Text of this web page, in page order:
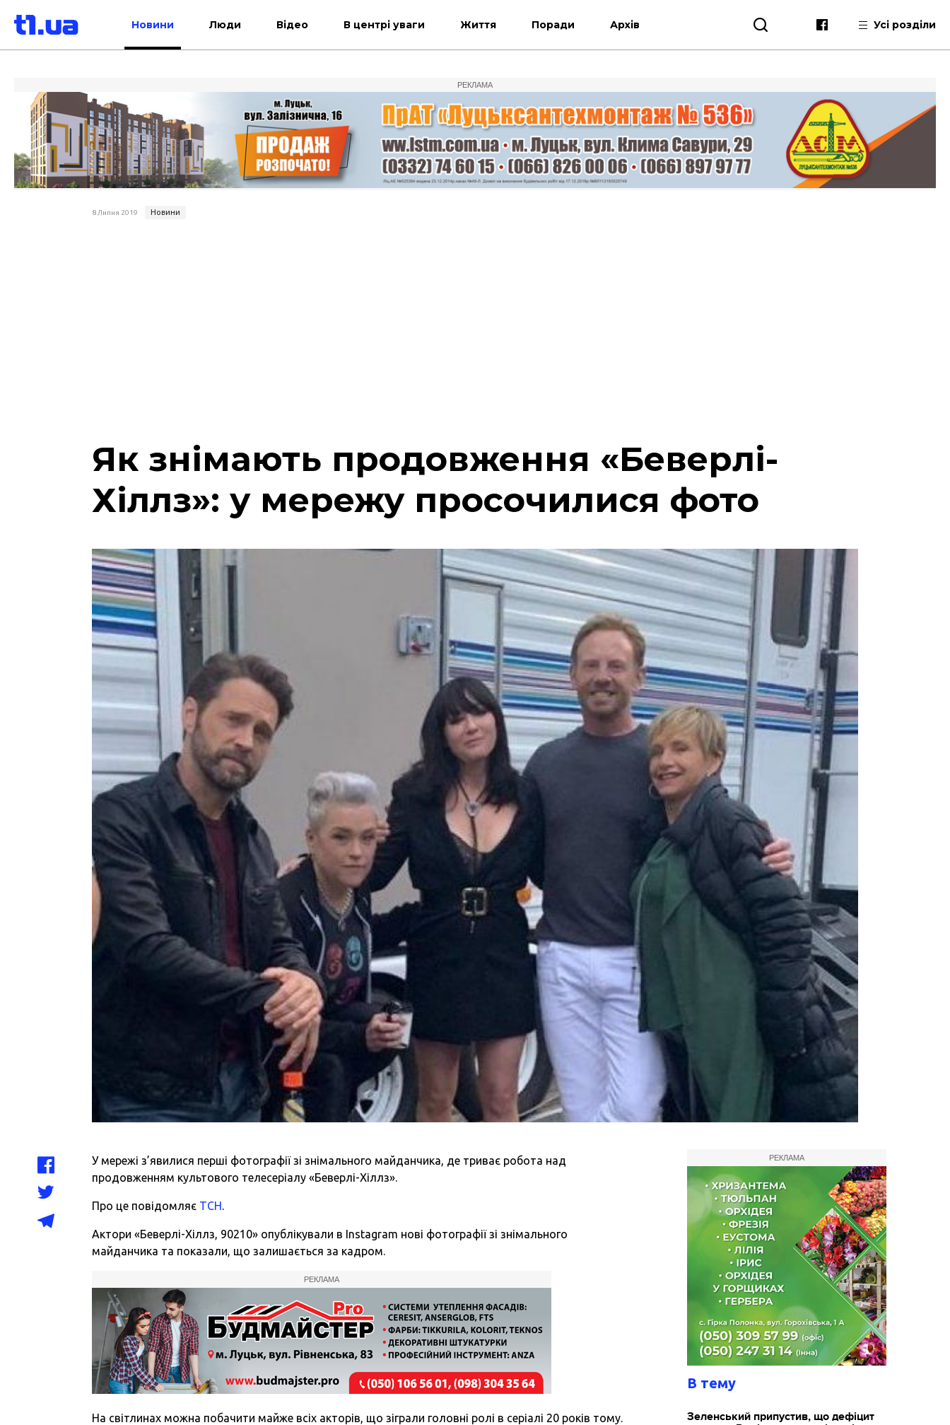
Новини Люди Відео В центрі уваги Життя Поради Архів Усі розділи
РЕКЛАМА
8 Липня 2019 Новини
Як знімають продовження «Беверлі-
Хіллз»: у мережу просочилися фото
У мережі з’явилися перші фотографії зі знімального майданчика, де триває робота над
продовженням культового телесеріалу «Беверлі-Хіллз».
Про це повідомляє ТСН.
Актори «Беверлі-Хіллз, 90210» опублікували в Instagram нові фотографії зі знімального
майданчика та показали, що залишається за кадром.
РЕКЛАМА
На світлинах можна побачити майже всіх акторів, що зіграли головні ролі в серіалі 20 років тому.
РЕКЛАМА
В тему
Зеленський припустив, що дефіцит